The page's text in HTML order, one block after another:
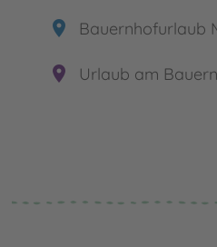
place Bauernhofurlaub
place Urlaub am